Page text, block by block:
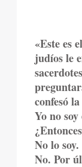
«Este es
judíos le
confesó
Yo no
No lo
No. Por